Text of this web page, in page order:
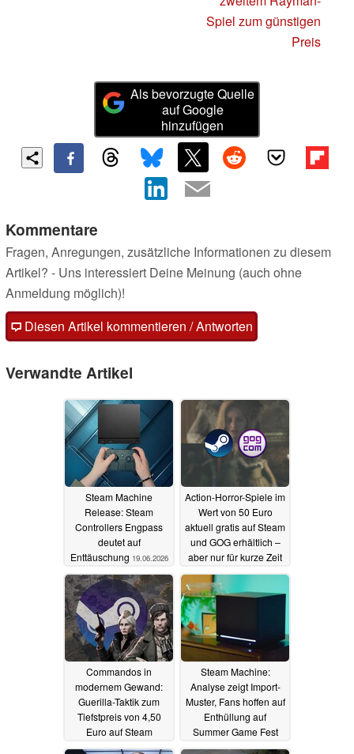
Spiel zum günstigen
Preis
Als bevorzugte Quelle
auf Google
hinzufügen
Kommentare
Fragen, Anregungen, zusätzliche Informationen zu diesem
Artikel? - Uns interessiert Deine Meinung (auch ohne
Anmeldung möglich)!
Diesen Artikel kommentieren / Antworten
Verwandte Artikel
Steam Machine
Release: Steam
Controllers Engpass
deutet auf
Enttäuschung 19.06.2026
Action-Horror-Spiele im
Wert von 50 Euro
aktuell gratis auf Steam
und GOG erhältlich –
aber nur für kurze Zeit
08.06.2026
Commandos in
modernem Gewand:
Guerilla-Taktik zum
Tiefstpreis von 4,50
Euro auf Steam
04.06.2026
Steam Machine:
Analyse zeigt Import-
Muster, Fans hoffen auf
Enthüllung auf
Summer Game Fest
202604.06.2026